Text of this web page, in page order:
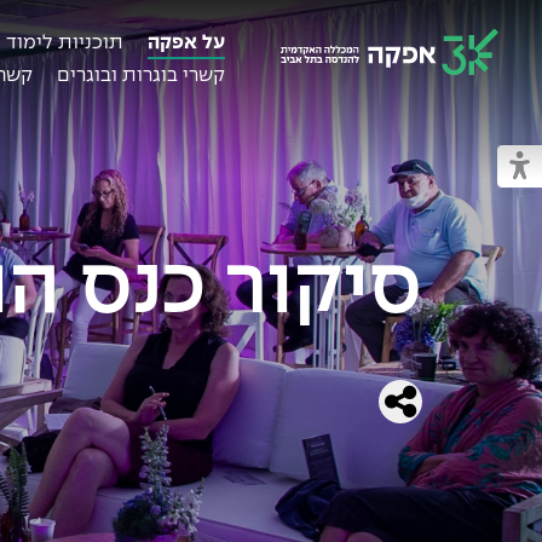
מעבר למצב נגיש
על אפקה תוכניות לימוד
קשרי בוגרות ובוגרים
סיקור כנס הון